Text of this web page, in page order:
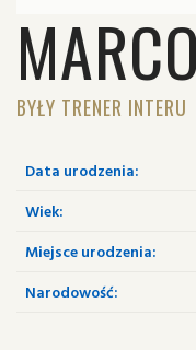
BYŁY TRENER INTERU
Data urodzenia:
Wiek:
Miejsce urodzenia:
Narodowość: